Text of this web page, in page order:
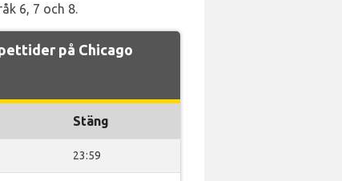
6, 7 och 8.
på Chicago
Stäng
23:59